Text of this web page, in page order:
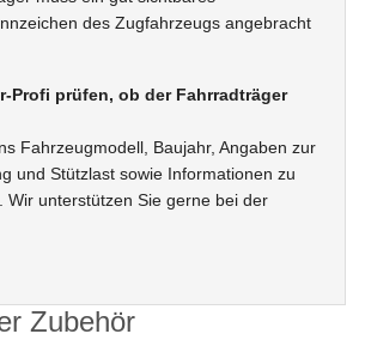
des Zugfahrzeugs angebracht
Profi prüfen, ob der Fahrradträger
Fahrzeugmodell, Baujahr, Angaben zur
und Stützlast sowie Informationen zu
Wir unterstützen Sie gerne bei der
Zubehör